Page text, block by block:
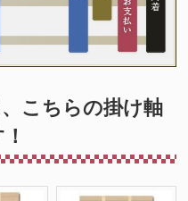
こちらの掛け軸